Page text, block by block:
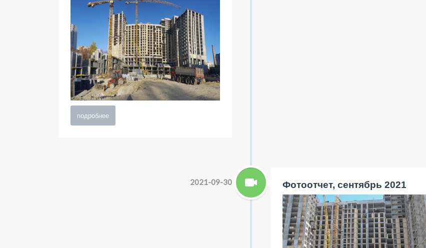
подробнее
Фотоотчет, сентябрь 2021
2021-09-30